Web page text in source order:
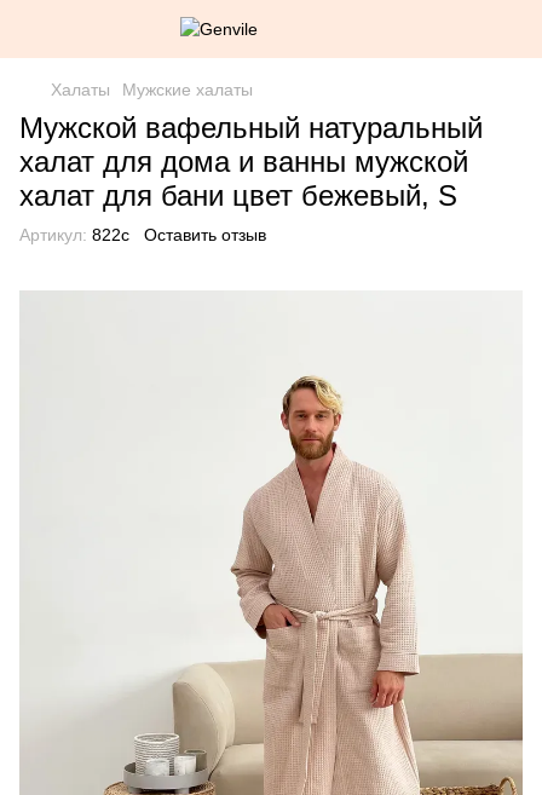
Халаты Мужские халаты
Мужской вафельный натуральный
халат для дома и ванны мужской
халат для бани цвет бежевый, S
Артикул: 822c Оставить отзыв